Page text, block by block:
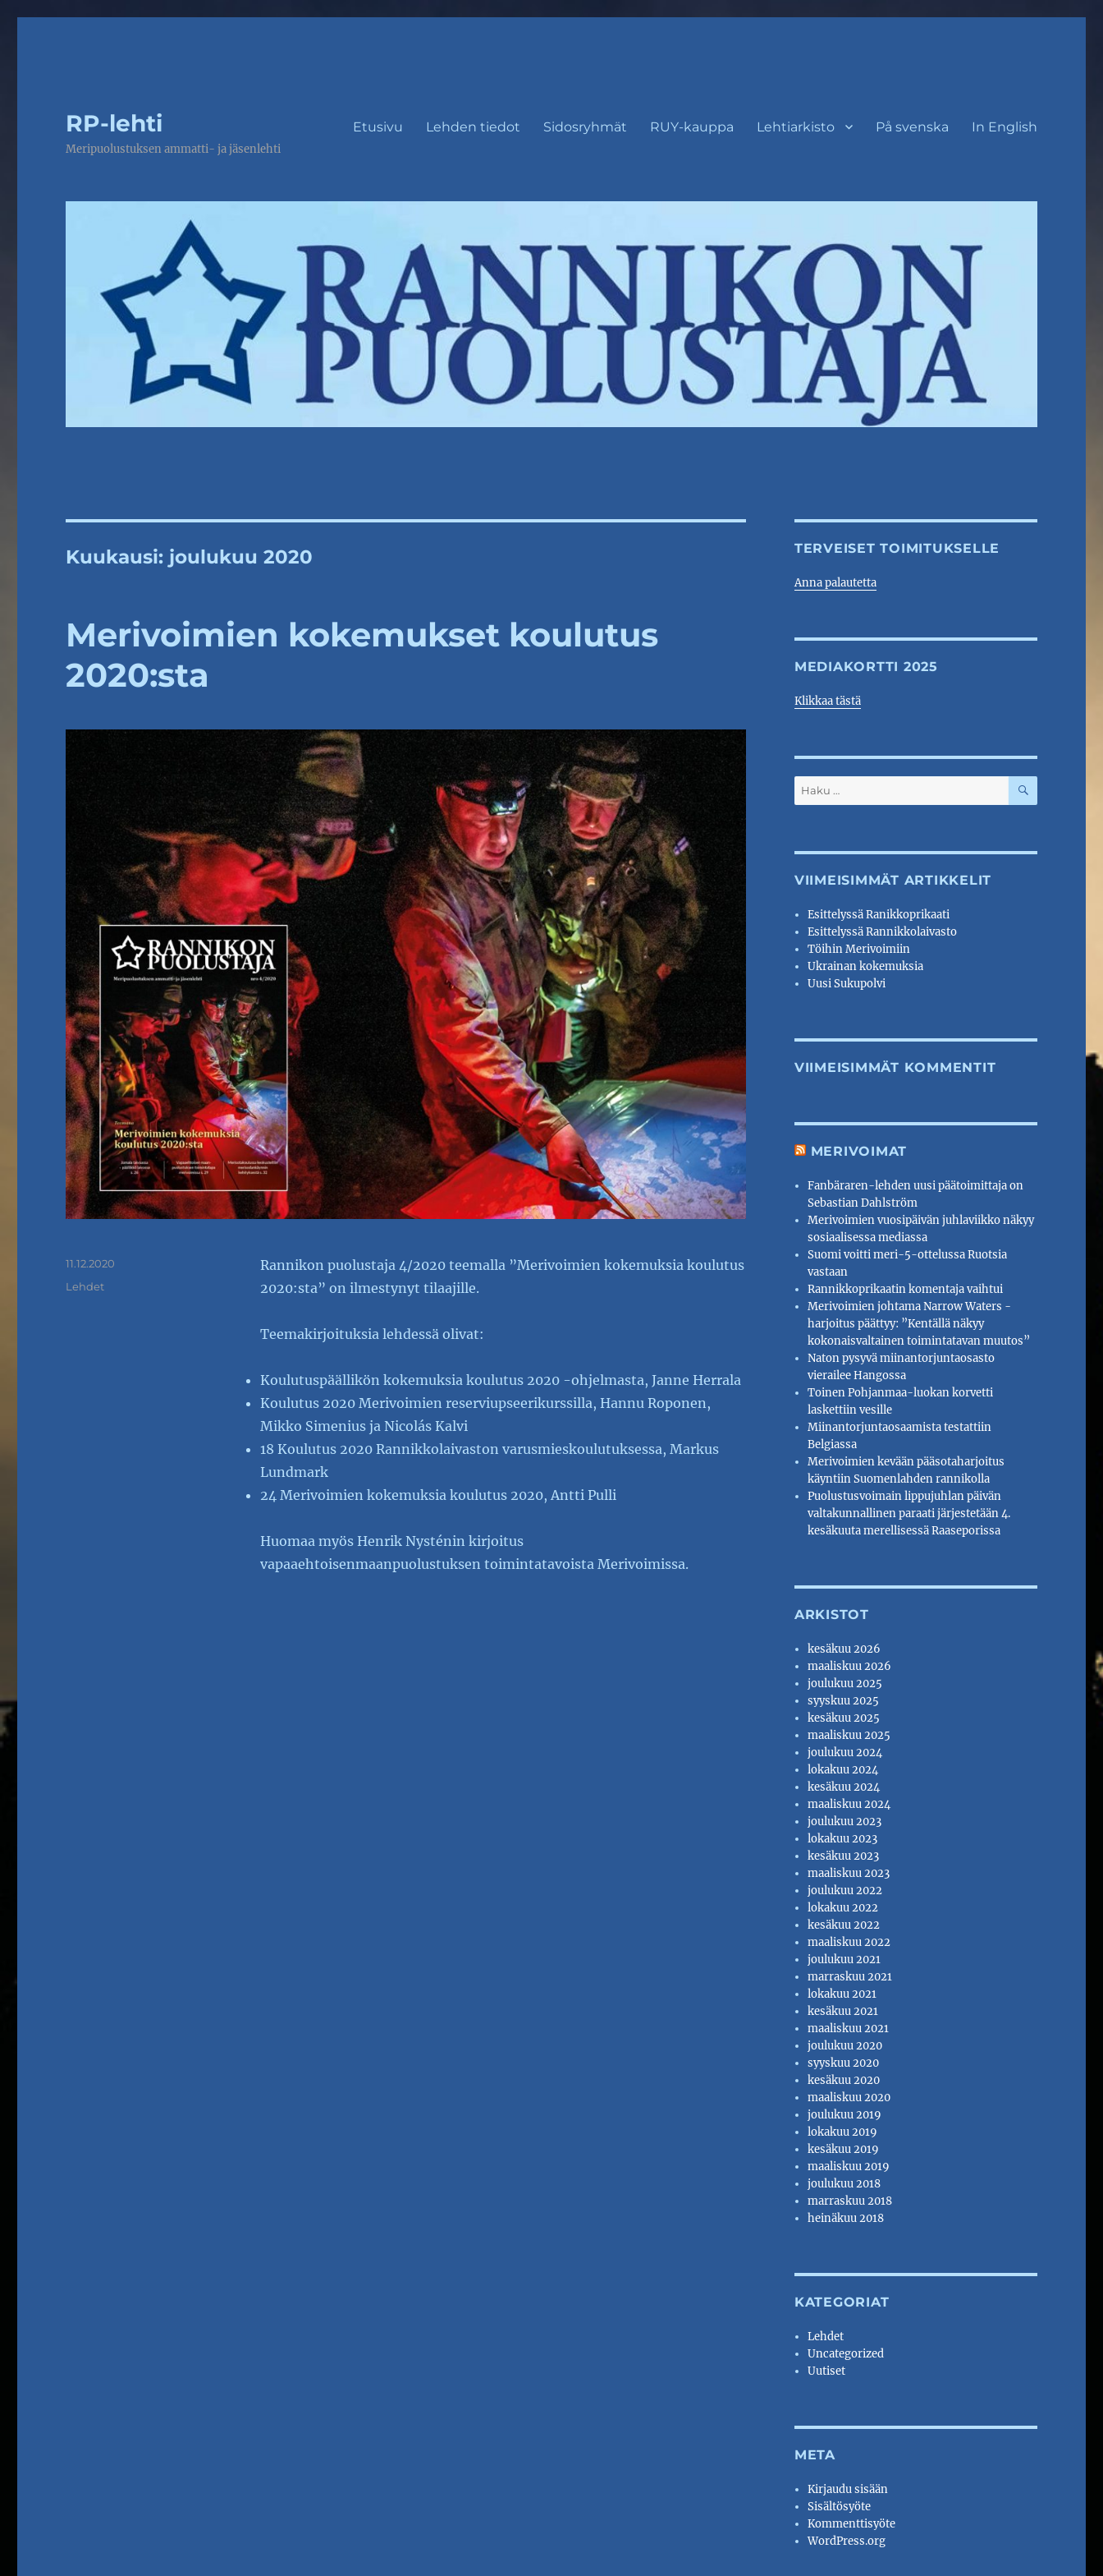
RP-lehti
Meripuolustuksen ammatti- ja jäsenlehti
Etusivu Lehden tiedot Sidosryhmät RUY-kauppa Lehtiarkisto På svenska In English
Kuukausi: joulukuu 2020
Merivoimien kokemukset koulutus
2020:sta
Rannikon puolustaja 4/2020 teemalla ”Merivoimien kokemuksia koulutus
2020:sta” on ilmestynyt tilaajille.
Teemakirjoituksia lehdessä olivat:
Koulutuspäällikön kokemuksia koulutus 2020 -ohjelmasta, Janne Herrala
Koulutus 2020 Merivoimien reserviupseerikurssilla, Hannu Roponen,
Mikko Simenius ja Nicolás Kalvi
18 Koulutus 2020 Rannikkolaivaston varusmieskoulutuksessa, Markus
Lundmark
24 Merivoimien kokemuksia koulutus 2020, Antti Pulli
Huomaa myös Henrik Nysténin kirjoitus
vapaaehtoisenmaanpuolustuksen toimintatavoista Merivoimissa.
Julkaistu
11.12.2020
Kategoriat
Lehdet
TERVEISET TOIMITUKSELLE
Anna palautetta
MEDIAKORTTI 2025
Klikkaa tästä
Etsi: HAKU
VIIMEISIMMÄT ARTIKKELIT
Esittelyssä Ranikkoprikaati
Esittelyssä Rannikkolaivasto
Töihin Merivoimiin
Ukrainan kokemuksia
Uusi Sukupolvi
VIIMEISIMMÄT KOMMENTIT
MERIVOIMAT
Fanbäraren-lehden uusi päätoimittaja on
Sebastian Dahlström
Merivoimien vuosipäivän juhlaviikko näkyy
sosiaalisessa mediassa
Suomi voitti meri-5-ottelussa Ruotsia
vastaan
Rannikkoprikaatin komentaja vaihtui
Merivoimien johtama Narrow Waters -
harjoitus päättyy: ”Kentällä näkyy
kokonaisvaltainen toimintatavan muutos”
Naton pysyvä miinantorjuntaosasto
vierailee Hangossa
Toinen Pohjanmaa-luokan korvetti
laskettiin vesille
Miinantorjuntaosaamista testattiin
Belgiassa
Merivoimien kevään pääsotaharjoitus
käyntiin Suomenlahden rannikolla
Puolustusvoimain lippujuhlan päivän
valtakunnallinen paraati järjestetään 4.
kesäkuuta merellisessä Raaseporissa
ARKISTOT
kesäkuu 2026
maaliskuu 2026
joulukuu 2025
syyskuu 2025
kesäkuu 2025
maaliskuu 2025
joulukuu 2024
lokakuu 2024
kesäkuu 2024
maaliskuu 2024
joulukuu 2023
lokakuu 2023
kesäkuu 2023
maaliskuu 2023
joulukuu 2022
lokakuu 2022
kesäkuu 2022
maaliskuu 2022
joulukuu 2021
marraskuu 2021
lokakuu 2021
kesäkuu 2021
maaliskuu 2021
joulukuu 2020
syyskuu 2020
kesäkuu 2020
maaliskuu 2020
joulukuu 2019
lokakuu 2019
kesäkuu 2019
maaliskuu 2019
joulukuu 2018
marraskuu 2018
heinäkuu 2018
KATEGORIAT
Lehdet
Uncategorized
Uutiset
META
Kirjaudu sisään
Sisältösyöte
Kommenttisyöte
WordPress.org